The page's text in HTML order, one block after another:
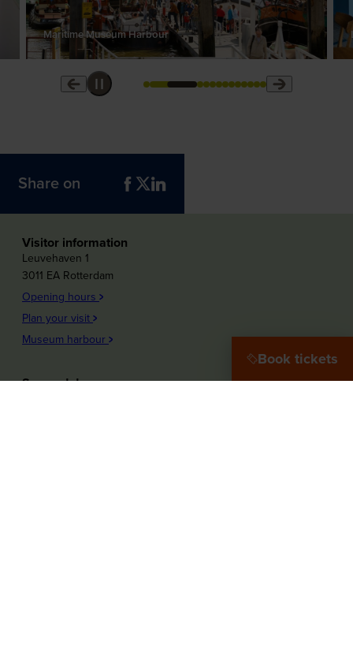
Maritime Museum Harbour
Share on
Visitor information
Leuvehaven 1
3011 EA Rotterdam
Opening hours
Plan your visit
Museum harbour
See and do
Book tickets